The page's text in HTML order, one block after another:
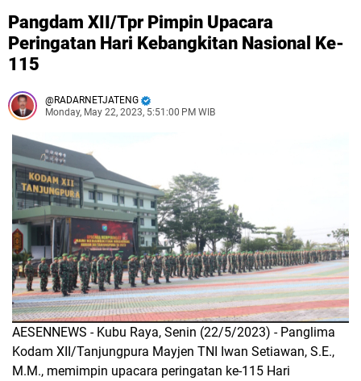
Pangdam XII/Tpr Pimpin Upacara
Peringatan Hari Kebangkitan Nasional Ke-
115
RADARNETJATENG
Monday, May 22, 2023, 5:51:00 PM WIB
AESENNEWS - Kubu Raya, Senin (22/5/2023) - Panglima
Kodam XII/Tanjungpura Mayjen TNI Iwan Setiawan, S.E.,
M.M., memimpin upacara peringatan ke-115 Hari